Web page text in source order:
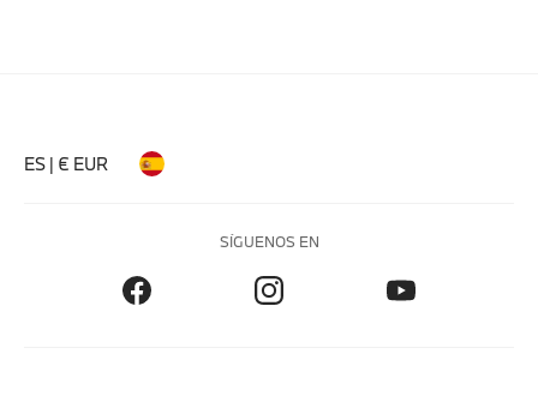
ES | € EUR
SÍGUENOS EN